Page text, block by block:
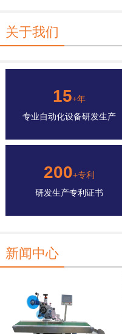
关于我们
15+年
专业自动化设备研发生产
200+专利
研发生产专利证书
新闻中心